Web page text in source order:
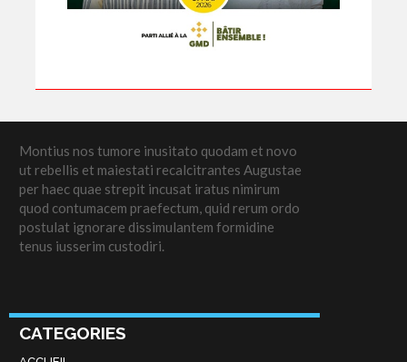
Montius nos tumore inusitato quodam et novo
ut rebellis et maiestati recalcitrantes Augustae
per haec quae strepit incusat iratus nimirum
quod contumacem praefectum, quid rerum ordo
postulat ignorare dissimulantem formidine
tenus iusserim custodiri.
CATEGORIES